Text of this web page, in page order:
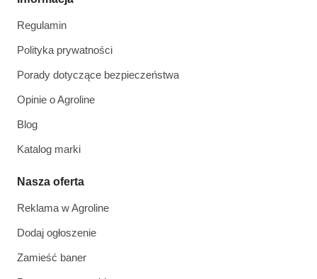
Regulamin
Polityka prywatności
Porady dotyczące bezpieczeństwa
Opinie o Agroline
Blog
Katalog marki
Nasza oferta
Reklama w Agroline
Dodaj ogłoszenie
Zamieść baner